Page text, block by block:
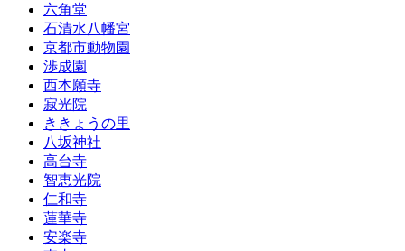
六角堂
石清水八幡宮
京都市動物園
渉成園
西本願寺
寂光院
ききょうの里
八坂神社
高台寺
智恵光院
仁和寺
蓮華寺
安楽寺